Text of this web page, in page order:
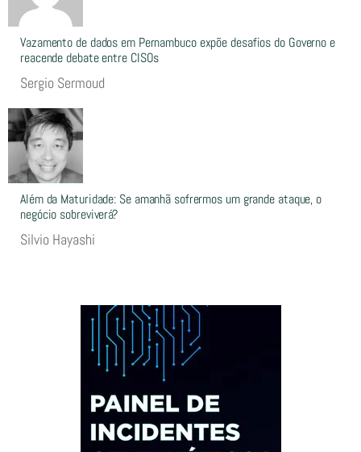
Vazamento de dados em Pernambuco expõe desafios do Governo e
reacende debate entre CISOs
Sergio Sermoud
Além da Maturidade: Se amanhã sofrermos um grande ataque, o
negócio sobreviverá?
Silvio Hayashi